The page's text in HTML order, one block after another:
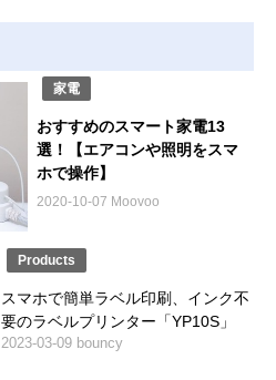
家電
おすすめのスマート家電13
選！【エアコンや照明をスマ
ホで操作】
2020-10-07 Moovoo
Products
スマホで簡単ラベル印刷、インク不
要のラベルプリンター「YP10S」
2023-03-09 bouncy